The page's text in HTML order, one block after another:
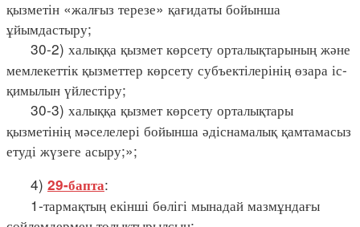
қызметін «жалғыз терезе» қағидаты бойынша
ұйымдастыру;
30-2) халыққа қызмет көрсету орталықтарының және
мемлекеттік қызметтер көрсету субъектілерінің өзара іс-
қимылын үйлестіру;
30-3) халыққа қызмет көрсету орталықтары
қызметінің мәселелері бойынша әдіснамалық қамтамасыз
етуді жүзеге асыру;»;
4) 29-бапта:
1-тармақтың екінші бөлігі мынадай мазмұндағы